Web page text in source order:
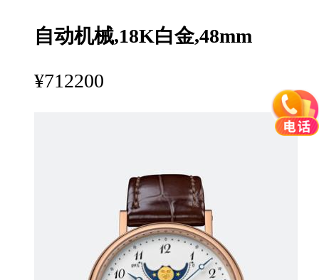
自动机械,18K白金,48mm
¥712200